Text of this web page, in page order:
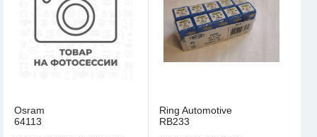
Osram
64113
Ring Automotive
RB233